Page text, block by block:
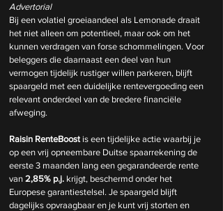
Advertorial
Bij een volatiel groeiaandeel als Lemonade draait
het niet alleen om potentieel, maar ook om het
kunnen verdragen van forse schommelingen. Voor
beleggers die daarnaast een deel van hun
vermogen tijdelijk rustiger willen parkeren, blijft
spaargeld met een duidelijke rentevergoeding een
relevant onderdeel van de bredere financiële
afweging.
Raisin RenteBoost is een tijdelijke actie waarbij je
op een vrij opneembare Duitse spaarrekening de
eerste 3 maanden lang een gegarandeerde rente
van 2,85% p.j. krijgt, beschermd onder het
Europese garantiestelsel. Je spaargeld blijft
dagelijks opvraagbaar en je kunt vrij storten en